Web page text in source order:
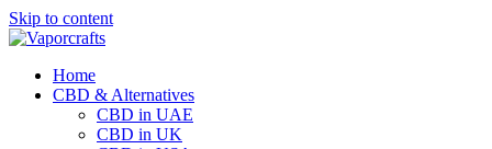
Skip to content
Home
CBD & Alternatives
CBD in UAE
CBD in UK